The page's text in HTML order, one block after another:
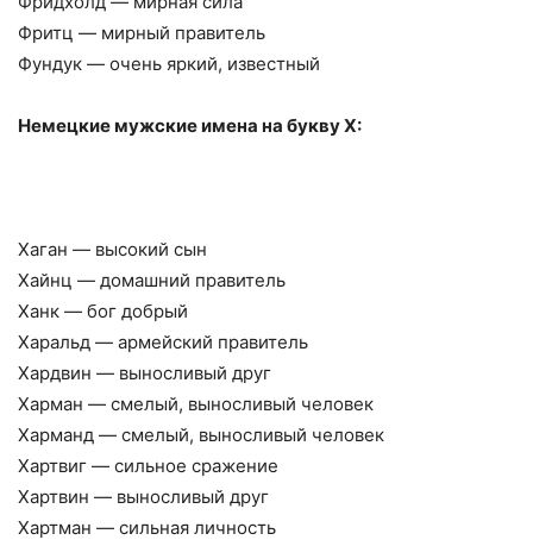
Фритц — мирный правитель
Фундук — очень яркий, известный
Немецкие мужские имена на букву Х:
Хаган — высокий сын
Хайнц — домашний правитель
Ханк — бог добрый
Харальд — армейский правитель
Хардвин — выносливый друг
Харман — смелый, выносливый человек
Харманд — смелый, выносливый человек
Хартвиг — сильное сражение
Хартвин — выносливый друг
Хартман — сильная личность